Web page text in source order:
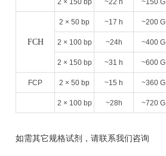
2 × 150 bp ~22 h ~150 G
FCH
2 × 50 bp ~17 h ~200 G
2 × 100 bp ~24h ~400 G
2 × 150 bp ~31 h ~600 G
FCP 2 × 50 bp ~15 h
~360 G
2 × 100 bp ~28h ~720 G
如需其它规格试剂 ，请联系我们咨询